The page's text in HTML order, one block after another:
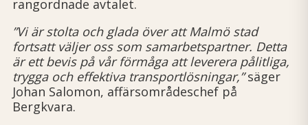
rangordnade avtalet.
”Vi är stolta och glada över att Malmö stad
fortsatt väljer oss som samarbetspartner. Detta
är ett bevis på vår förmåga att leverera pålitliga,
trygga och effektiva transportlösningar,”säger
Johan Salomon, affärsområdeschef på
Bergkvara.